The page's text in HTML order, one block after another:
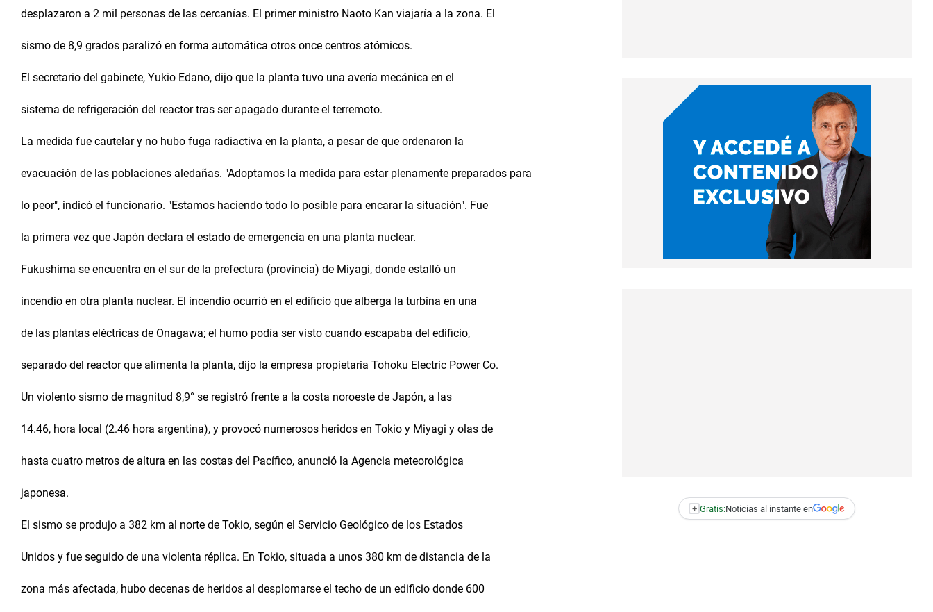
desplazaron a 2 mil personas de las cercanías. El primer ministro Naoto Kan viajaría a la zona. El
sismo de 8,9 grados paralizó en forma automática otros once centros atómicos.
El secretario del gabinete, Yukio Edano, dijo que la planta tuvo una avería mecánica en el
sistema de refrigeración del reactor tras ser apagado durante el terremoto.
La medida fue cautelar y no hubo fuga radiactiva en la planta, a pesar de que ordenaron la
evacuación de las poblaciones aledañas. "Adoptamos la medida para estar plenamente preparados para
lo peor", indicó el funcionario. "Estamos haciendo todo lo posible para encarar la situación". Fue
la primera vez que Japón declara el estado de emergencia en una planta nuclear.
Fukushima se encuentra en el sur de la prefectura (provincia) de Miyagi, donde estalló un
incendio en otra planta nuclear. El incendio ocurrió en el edificio que alberga la turbina en una
de las plantas eléctricas de Onagawa; el humo podía ser visto cuando escapaba del edificio,
separado del reactor que alimenta la planta, dijo la empresa propietaria Tohoku Electric Power Co.
Un violento sismo de magnitud 8,9° se registró frente a la costa noroeste de Japón, a las
14.46, hora local (2.46 hora argentina), y provocó numerosos heridos en Tokio y Miyagi y olas de
hasta cuatro metros de altura en las costas del Pacífico, anunció la Agencia meteorológica
japonesa.
El sismo se produjo a 382 km al norte de Tokio, según el Servicio Geológico de los Estados
Unidos y fue seguido de una violenta réplica. En Tokio, situada a unos 380 km de distancia de la
zona más afectada, hubo decenas de heridos al desplomarse el techo de un edificio donde 600
+ Gratis:Noticias al instante en